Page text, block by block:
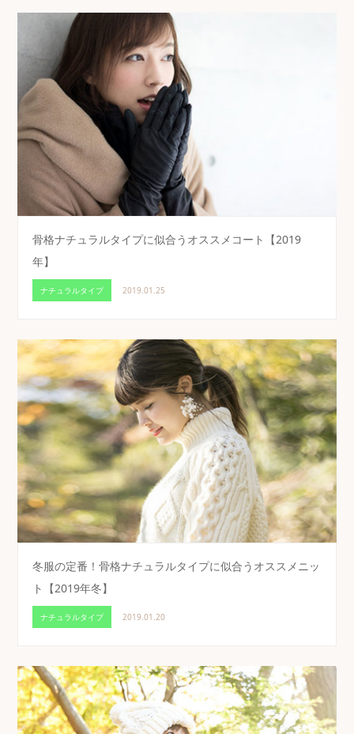
骨格ナチュラルタイプに似合うオススメコート【2019
年】
ナチュラルタイプ 2019.01.25
冬服の定番！骨格ナチュラルタイプに似合うオススメニッ
ト【2019年冬】
ナチュラルタイプ 2019.01.20